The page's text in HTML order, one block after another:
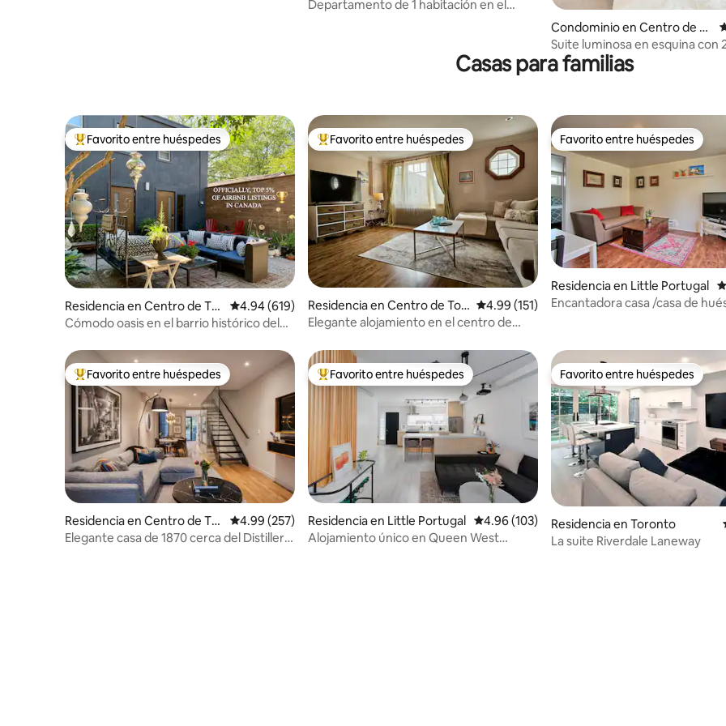
oronto
Departamento de 1 habitación en el
Condominio en Centro de To
ronto
Suite luminosa en esquina con
cerca de UnionStation
Casas para familias
De los mejores en Favorito entre huéspedes
Favorito entre huéspedes
Residencia en Centro de Tor
onto
Calificación promedio: 4.94 de 5; 619 evaluaciones
4.94 (619)
Cómodo oasis en el barrio histórico del
De los mejores en Favorito entre huéspedes
Favorito entre huéspedes
Residencia en Centro de Tor
onto
Calificación promedio: 4.99 de 5; 151
4.99 (151)
Elegante alojamiento en el centro de
Favorito entre huéspedes
Favorito entre huéspedes
Residencia en Little Portugal
Encantadora casa /casa de
De los mejores en Favorito entre huéspedes
Favorito entre huéspedes
Residencia en Centro de Tor
onto
Calificación promedio: 4.99 de 5; 257 evaluaciones
4.99 (257)
Elegante casa de 1870 cerca del Distillery
De los mejores en Favorito entre huéspedes
Favorito entre huéspedes
Residencia en Little Portugal Calificación promedio: 4.96 de 5; 103
4.96 (103)
Alojamiento único en Queen West
Favorito entre huéspedes
Favorito entre huéspedes
Residencia en Toronto
La suite Riverdale Laneway